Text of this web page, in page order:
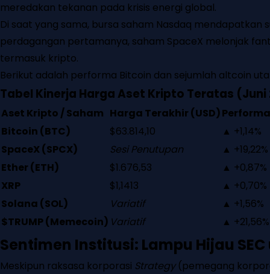
meredakan tekanan pada krisis energi global.
Di saat yang sama, bursa saham Nasdaq
perdagangan pertamanya, saham SpaceX melonjak
termasuk kripto.
Berikut adalah performa Bitcoin dan sejumlah altcoin
Tabel Kinerja Harga Aset Kripto Teratas (Juni
Aset Kripto / Saham Harga Terakhir (USD)
Bitcoin (BTC)
$63.814,10 ▲ +1,14%
SpaceX (SPCX)
Sesi Penutupan ▲ +19,22%
Ether (ETH)
$1.676,53 ▲ +0,87%
XRP
$1,1413 ▲ +0,70%
Solana (SOL)
Variatif ▲ +1,56%
$TRUMP (Memecoin) Variatif ▲ +21,56%
Sentimen Institusi: Lampu Hijau SEC
Meskipun raksasa korporasi Strategy(pemegang